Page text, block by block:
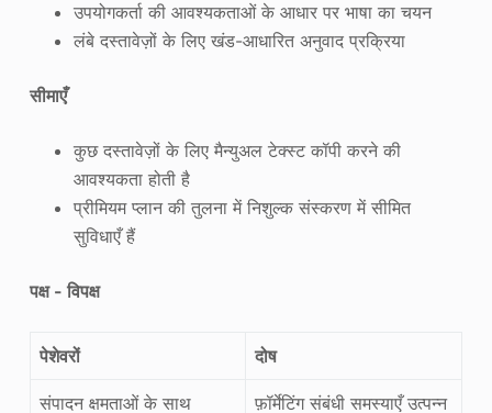
उपयोगकर्ता की आवश्यकताओं के आधार पर भाषा का चयन
लंबे दस्तावेज़ों के लिए खंड-आधारित अनुवाद प्रक्रिया
सीमाएँ
कुछ दस्तावेज़ों के लिए मैन्युअल टेक्स्ट कॉपी करने की
आवश्यकता होती है
प्रीमियम प्लान की तुलना में निशुल्क संस्करण में सीमित
सुविधाएँ हैं
पक्ष - विपक्ष
पेशेवरों दोष
संपादन क्षमताओं के साथ
फ़ॉर्मेटिंग संबंधी समस्याएँ उत्पन्न